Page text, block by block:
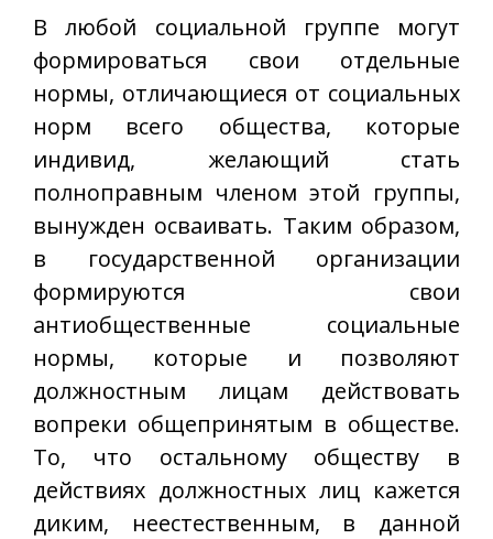
В любой социальной группе могут
формироваться свои отдельные
нормы, отличающиеся от социальных
норм всего общества, которые
индивид, желающий стать
полноправным членом этой группы,
вынужден осваивать. Таким образом,
в государственной организации
формируются свои
антиобщественные социальные
нормы, которые и позволяют
должностным лицам действовать
вопреки общепринятым в обществе.
То, что остальному обществу в
действиях должностных лиц кажется
диким, неестественным, в данной